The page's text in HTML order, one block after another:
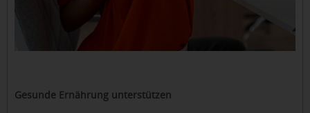
Gesunde Ernährung unterstützen